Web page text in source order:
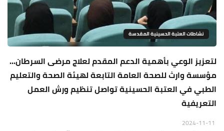
نشاطات العتبة الحسينية المقدسة
لتعزيز الوعي بأهمية الدعم المقدم لعلاج مرضى السرطان...
مؤسسة وارث للصحة العامة التابعة لهيئة الصحة والتعليم
الطبي في العتبة الحسينية تواصل تنظيم ورش العمل
التعريفية